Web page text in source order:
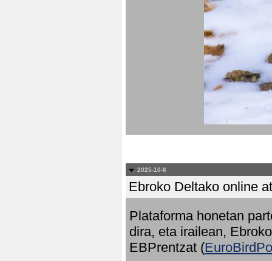
2025-10-6
Ebroko Deltako online
Plataforma honetan
dira, eta irailean,
EBPrentzat (